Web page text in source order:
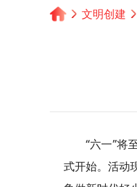
文明创建
“六一”将
式开始。活动